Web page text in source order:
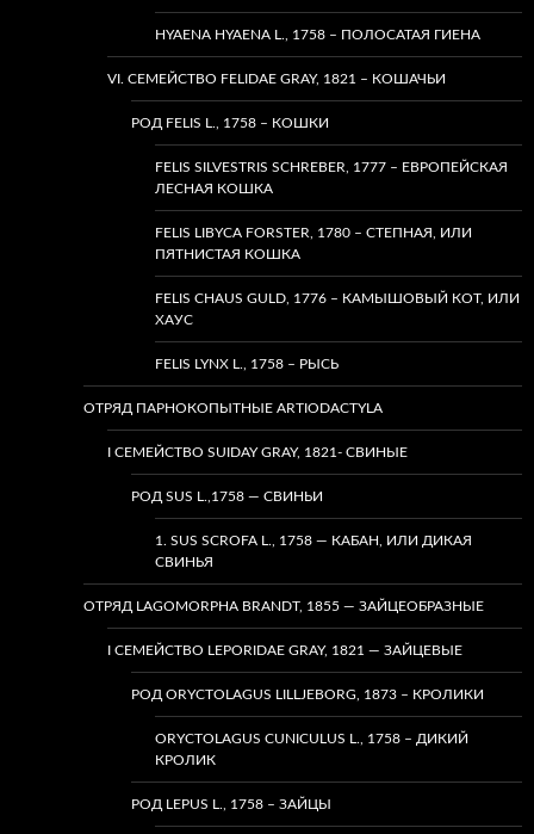
HYAENA HYAENA L., 1758 – ПОЛОСАТАЯ ГИЕНА
VI. СЕМЕЙСТВО FELIDAE GRAY, 1821 – КОШАЧЬИ
РОД FELIS L., 1758 – КОШКИ
FELIS SILVESTRIS SCHREBER, 1777 – ЕВРОПЕЙСКАЯ
ЛЕСНАЯ КОШКА
FELIS LIBYCA FORSTER, 1780 – СТЕПНАЯ, ИЛИ
ПЯТНИСТАЯ КОШКА
FELIS CHAUS GULD, 1776 – КАМЫШОВЫЙ КОТ, ИЛИ
ХАУС
FELIS LYNX L., 1758 – РЫСЬ
ОТРЯД ПАРНОКОПЫТНЫЕ ARTIODACTYLA
I СЕМЕЙСТВО SUIDAY GRAY, 1821- СВИНЫЕ
РОД SUS L.,1758 — СВИНЬИ
1. SUS SCROFA L., 1758 — КАБАН, ИЛИ ДИКАЯ
СВИНЬЯ
ОТРЯД LAGOMORPHA BRANDT, 1855 — ЗАЙЦЕОБРАЗНЫЕ
I СЕМЕЙСТВО LEPORIDAE GRAY, 1821 — ЗАЙЦЕВЫЕ
РОД ORYCTOLAGUS LILLJEBORG, 1873 – КРОЛИКИ
ORYCTOLAGUS CUNICULUS L., 1758 – ДИКИЙ
КРОЛИК
РОД LEPUS L., 1758 – ЗАЙЦЫ